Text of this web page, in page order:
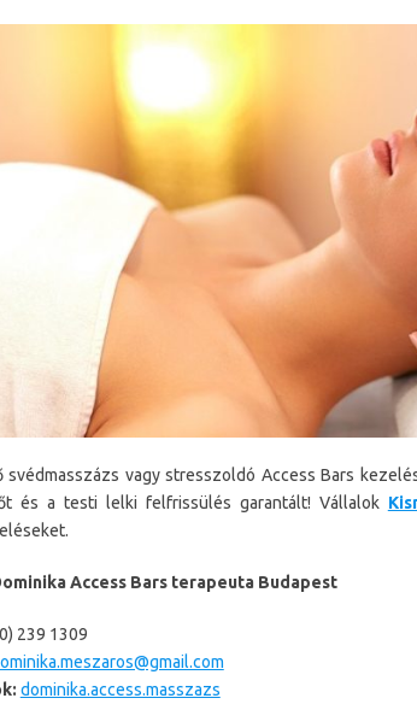
svédmasszázs vagy stresszoldó Access Bars
és a testi lelki felfrissülés garantált! Vállalok
Access Bars terapeuta Budapest
239 1309
dominika.access.masszazs